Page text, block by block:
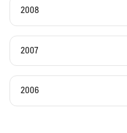
2008
2007
2006